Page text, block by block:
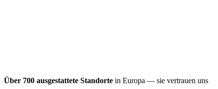
Über 700 ausgestattete Standorte in Europa — sie vertrauen uns